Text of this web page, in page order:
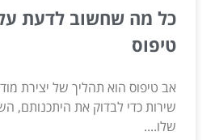
כל מה שחשוב לדעת
טיפוס
אב טיפוס הוא תהליך של יצירת
שירות כדי לבדוק את היתכנותם,
שלו....